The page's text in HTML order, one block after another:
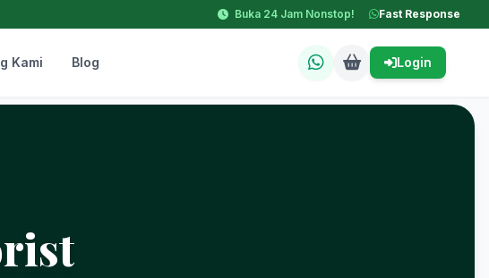
Buka 24 Jam Nonstop! Fast Response
Kami Blog Login